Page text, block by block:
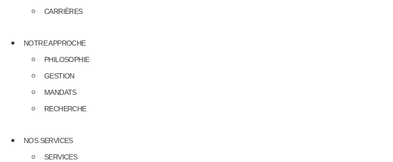
CARRIÈRES
NOTRE APPROCHE
PHILOSOPHIE
GESTION
MANDATS
RECHERCHE
NOS SERVICES
SERVICES